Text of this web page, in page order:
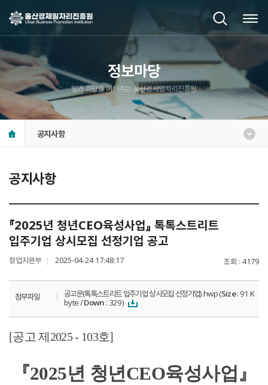
정보마당
일과 희망을 이어주는 울산경제일자리진흥원
공지사항
공지사항
『2025년 청년CEO육성사업』 톡톡스트리트
입주기업 상시모집 선정기업 공고
조회 4179
창업지원부 2025-04-24 17:48:17
첨부파일 공고문(톡톡스트리트 입주기업 상시모집 선정기업).hwp (Size: 91 K
byte /Down : 329)
[공고 제 2025 - 103호]
『2025년 청년CEO육성사업』